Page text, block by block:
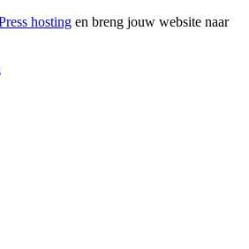
hosting en breng jouw website naar